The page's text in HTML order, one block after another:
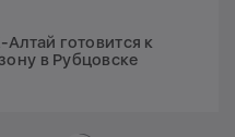
готовится к
в Рубцовске